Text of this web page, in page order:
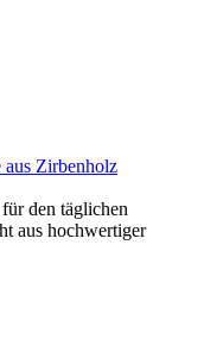
Zirbenholz
den täglichen
aus hochwertiger